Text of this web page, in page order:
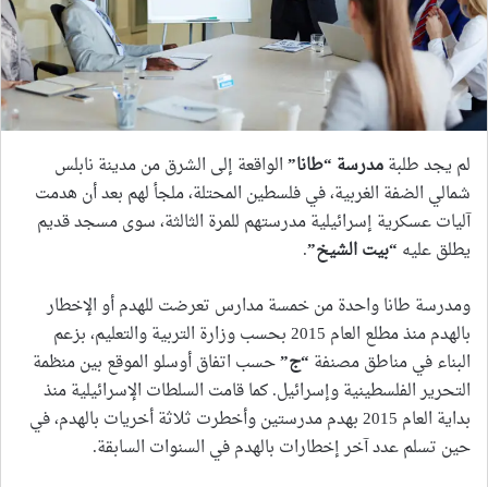
لم يجد طلبةمدرسة “طانا”الواقعة إلى الشرق من مدينة نابلس
شمالي الضفة الغربية، في فلسطين المحتلة، ملجأ لهم بعد أن هدمت
آليات عسكرية إسرائيلية مدرستهم للمرة الثالثة، سوى مسجد قديم
يطلق عليه “بيت الشيخ”
.
ومدرسة طانا واحدة من خمسة مدارس تعرضت للهدم أو الإخطار
بالهدم منذ مطلع العام 2015 بحسب وزارة التربية والتعليم، بزعم
البناء في مناطق مصنفة “ج”حسب اتفاق أوسلو الموقع بين منظمة
التحرير الفلسطينية وإسرائيل. كما قامت السلطات الإسرائيلية منذ
بداية العام 2015 بهدم مدرستين وأخطرت ثلاثة أخريات بالهدم، في
حين تسلم عدد آخر إخطارات بالهدم في السنوات السابقة.